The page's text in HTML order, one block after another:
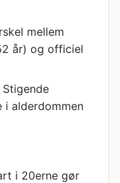
mellem
år) og officiel
i alderdommen
i 20erne gør